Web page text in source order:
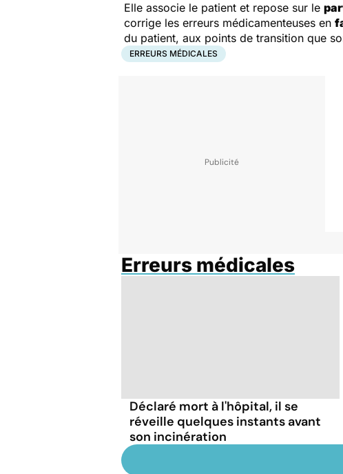
Elle associe le patient et repose sur le
corrige les erreurs médicamenteuses en
du patient, aux points de transition que
ERREURS MÉDICALES
Erreurs médicales
Déclaré mort à l'hôpital, il se
réveille quelques instants avant
son incinération